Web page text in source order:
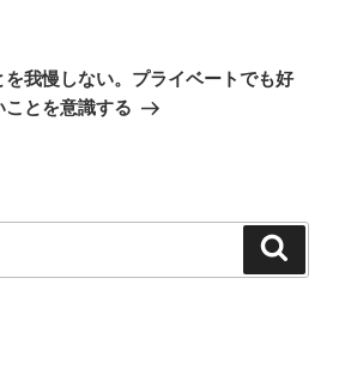
我慢しない。プライベートでも好
ことを意識する